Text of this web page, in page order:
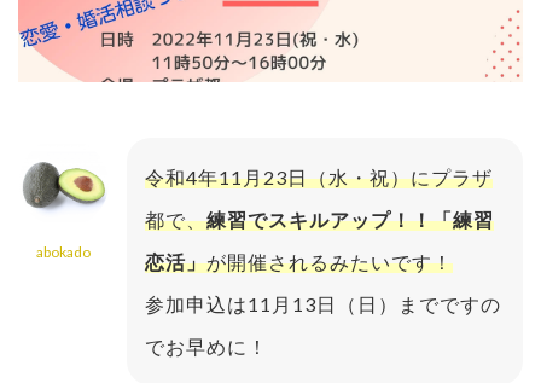
abokado
令和4年11月23日（水・祝）にプラザ
都で、練習でスキルアップ！！「練習
恋活」が開催されるみたいです！
参加申込は11月13日（日）までですの
でお早めに！